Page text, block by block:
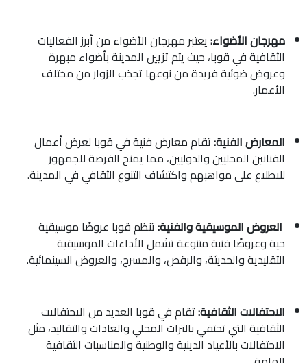
مهرجان الأضواء:يعتبر مهرجان الأضواء من أبرز الفعاليات
الثقافية في قوبا، حيث يتم تزيين المدينة بأضواء مبهرة
وعروض ضوئية فريدة من نوعها تجذب الزوار من مختلف
الأعمار.
المعارض الفنية:تقام معارض فنية في قوبا لعرض أعمال
الفنانين المحليين والدوليين، مما يمنح الفرصة للجمهور
للاطلاع على مواهبهم واكتشاف التنوع الثقافي في المدينة.
العروض الموسيقية والفنية:تنظم قوبا عروضًا موسيقية
حية وعروضًا فنية متنوعة تشمل الأداءات الموسيقية
التقليدية والحديثة، والرقص، والمسرح، والعروض السينمائية.
الاحتفالات الثقافية:تقام في قوبا العديد من الاحتفالات
الثقافية التي تحتفي بالتراث المحلي والعادات والتقاليد، مثل
الاحتفالات بالأعياد الدينية والوطنية والمناسبات الثقافية